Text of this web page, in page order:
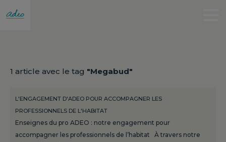
1 article avec le tag "Megabud"
L'ENGAGEMENT D'ADEO POUR ACCOMPAGNER LES
PROFESSIONNELS DE L'HABITAT
Enseignes du pro ADEO : notre engagement pour
accompagner les professionnels de l’habitat À travers notre